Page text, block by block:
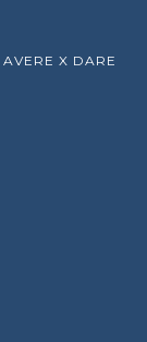
AVERE X DARE